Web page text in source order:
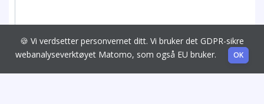
🍪 Vi verdsetter personvernet ditt. Vi bruker det GDPR-sikre
webanalyseverktøyet Matomo, som også EU bruker.
OK